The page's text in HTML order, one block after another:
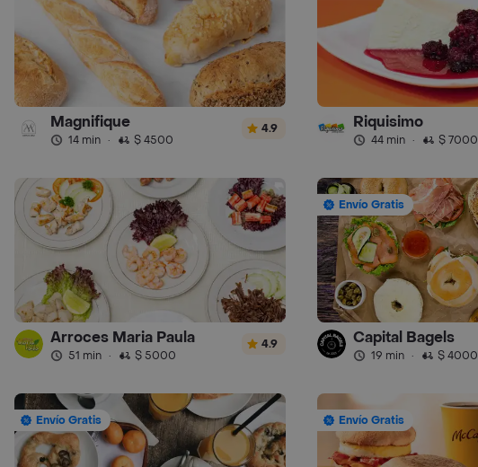
Magnifique
14 min · $ 4500
4.9 Riquisimo
44 min · $ 7000
Arroces Maria Paula
51 min · $ 5000
4.9
Envío Gratis
Capital Bagels
19 min · $ 4000
Envío Gratis Envío Gratis